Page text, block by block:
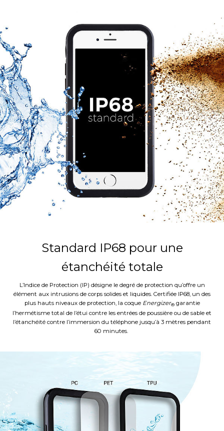
Standard IP68 pour une
étanchéité totale
L’Indice de Protection (IP) désigne le degré de protection qu’offre un
élément aux intrusions de corps solides et liquides. Certifiée IP68, un des
plus hauts niveaux de protection, la coque Energizer® garantie
l’hermétisme total de l’étui contre les entrées de poussière ou de sable et
l’étanchéité contre l’immersion du téléphone jusqu’à 3 mètres pendant
60 minutes.